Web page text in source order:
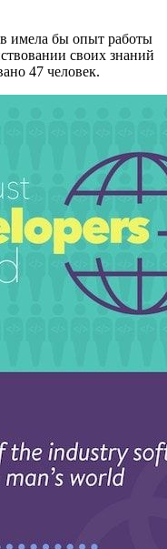
имела бы опыт работы
своих знаний
47 человек.